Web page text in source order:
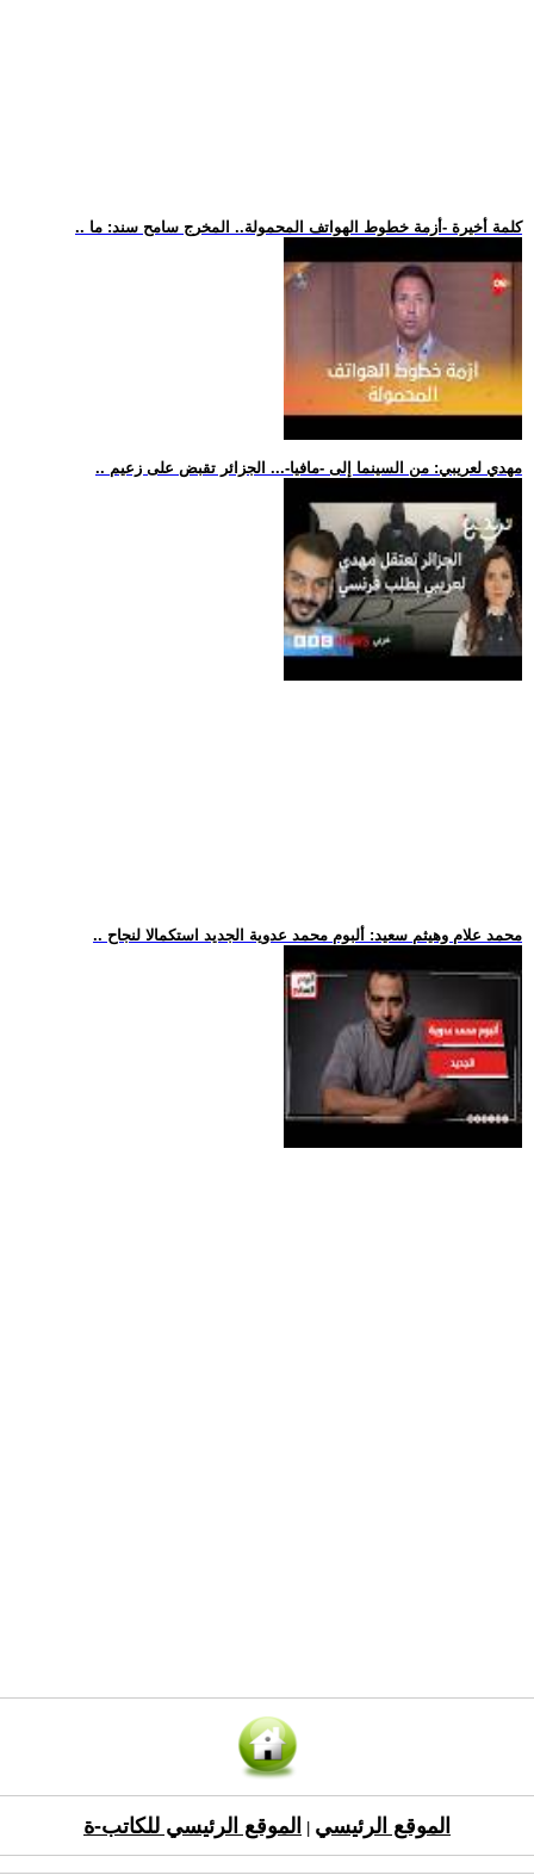
.. كلمة أخيرة -أزمة خطوط الهواتف المحمولة.. المخرج سامح سند: ما
.. مهدي لعريبي: من السينما إلى -مافيا-... الجزائر تقبض على زعيم
.. محمد علام وهيثم سعيد: ألبوم محمد عدوية الجديد استكمالا لنجاح
الموقع الرئيسي الموقع الرئيسي للكاتب-ة